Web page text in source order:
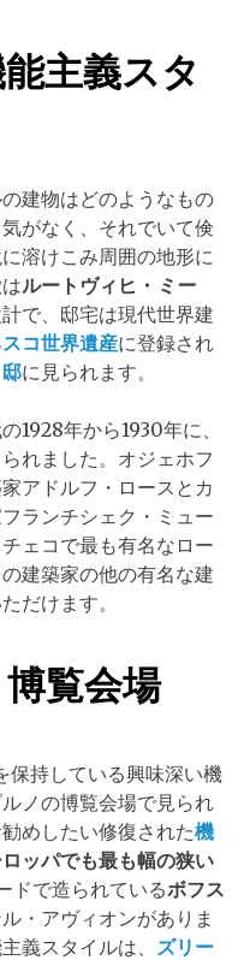
主義スタ
建物はどのようなもの
がなく、それでいて倹
溶けこみ周囲の地形に
ルートヴィヒ・ ミー
で、邸宅は現代世界建
コ世界遺産に登録され
に見られます。
1928年から1930年に、
れました。オジェホフ
アドルフ・ロースとカ
ランチシェク・ミュー
ェコで最も有名なロー
建築家の他の有名な建
だけます。
覧会場
保持している興味深い機
ノの博覧会場で見られ
めしたい修復された機
ッパでも最も幅の狭い
ドで造られているボフス
・アヴィオンがありま
義スタイルは、 ズリー